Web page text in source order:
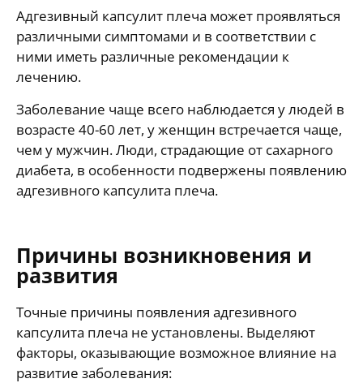
Адгезивный капсулит плеча может проявляться
различными симптомами и в соответствии с
ними иметь различные рекомендации к
лечению.
Заболевание чаще всего наблюдается у людей в
возрасте 40-60 лет, у женщин встречается чаще,
чем у мужчин. Люди, страдающие от сахарного
диабета, в особенности подвержены появлению
адгезивного капсулита плеча.
Причины возникновения и
развития
Точные причины появления адгезивного
капсулита плеча не установлены. Выделяют
факторы, оказывающие возможное влияние на
развитие заболевания: